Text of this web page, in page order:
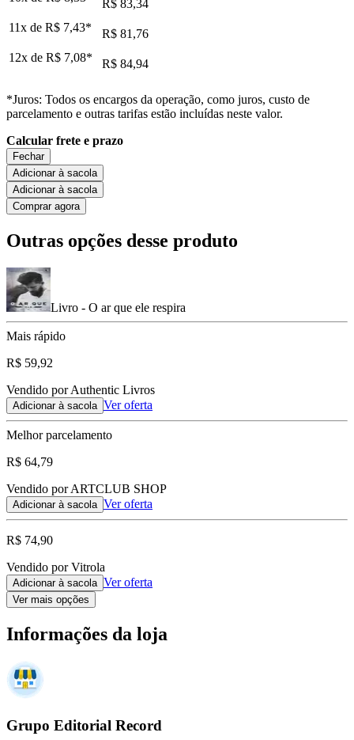
R$ 83,34
11x de R$ 7,43*
R$ 81,76
12x de R$ 7,08* R$ 84,94
*Juros: Todos os encargos da operação, como juros, custo de
parcelamento e outras tarifas estão incluídas neste valor.
Calcular frete e prazo
Fechar
Adicionar à sacola
Adicionar à sacola
Comprar agora
Outras opções desse produto
Livro - O ar que ele respira
Mais rápido
R$ 59,92
Vendido por Authentic Livros
Adicionar à sacola Ver oferta
Melhor parcelamento
R$ 64,79
Vendido por ARTCLUB SHOP
Adicionar à sacola Ver oferta
R$ 74,90
Vendido por Vitrola
Adicionar à sacola Ver oferta
Ver mais opções
Informações da loja
Grupo Editorial Record